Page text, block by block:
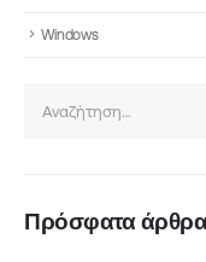
Windows
Πρόσφατα